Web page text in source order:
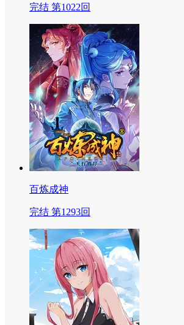
完结 第1022回
百炼成神
完结 第1293回